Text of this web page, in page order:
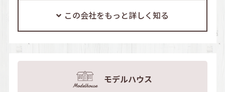
この会社をもっと詳しく知る
モデルハウス